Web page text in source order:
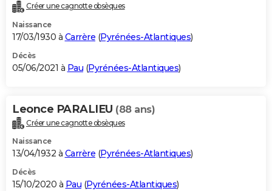
Créer une cagnotte obsèques
Naissance
17/03/1930 à Carrère (Pyrénées-Atlantiques)
Décès
05/06/2021 à Pau (Pyrénées-Atlantiques)
Leonce PARALIEU (88 ans)
Créer une cagnotte obsèques
Naissance
13/04/1932 à Carrère (Pyrénées-Atlantiques)
Décès
15/10/2020 à Pau (Pyrénées-Atlantiques)